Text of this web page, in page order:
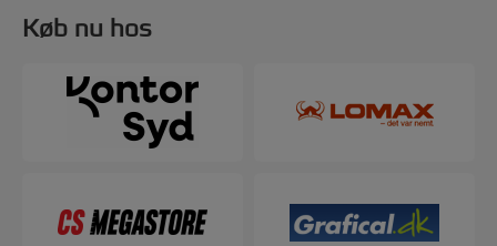
udstansningsbakke for nem bortskaffelse af
Forbedrer din dokumenthåndtering med WireBind®
WB15 – hvor funktionalitet møder stil. Sort og sølv
Køb nu hos